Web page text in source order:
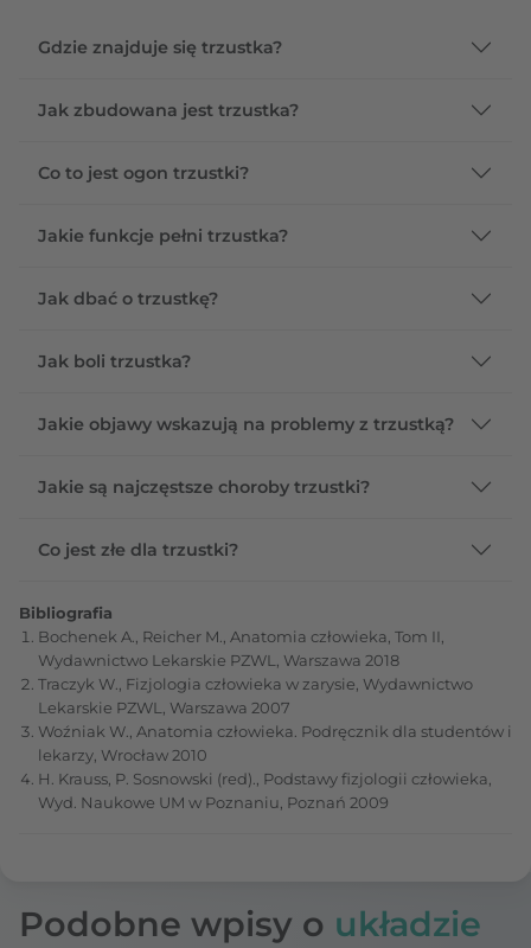
Gdzie znajduje się trzustka?
Jak zbudowana jest trzustka?
Co to jest ogon trzustki?
Jakie funkcje pełni trzustka?
Jak dbać o trzustkę?
Jak boli trzustka?
Jakie objawy wskazują na problemy z trzustką?
Jakie są najczęstsze choroby trzustki?
Co jest złe dla trzustki?
Bibliografia
Bochenek A., Reicher M., Anatomia człowieka, Tom II,
Wydawnictwo Lekarskie PZWL, Warszawa 2018
Traczyk W., Fizjologia człowieka w zarysie, Wydawnictwo
Lekarskie PZWL, Warszawa 2007
Woźniak W., Anatomia człowieka. Podręcznik dla studentów i
lekarzy, Wrocław 2010
H. Krauss, P. Sosnowski (red)., Podstawy fizjologii człowieka,
Wyd. Naukowe UM w Poznaniu, Poznań 2009
Podobne wpisy o układzie